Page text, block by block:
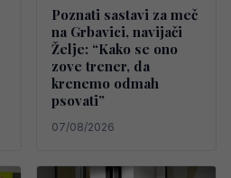
Poznati sastavi za meč
na Grbavici, navijači
Želje: “Kako se ono
zove trener, da
krenemo odmah
psovati”
07/08/2026